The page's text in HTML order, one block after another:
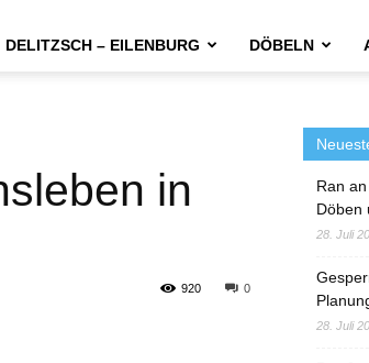
DELITZSCH – EILENBURG DÖBELN
in
0
920
Ran
Döben
28. Juli
28. Juli